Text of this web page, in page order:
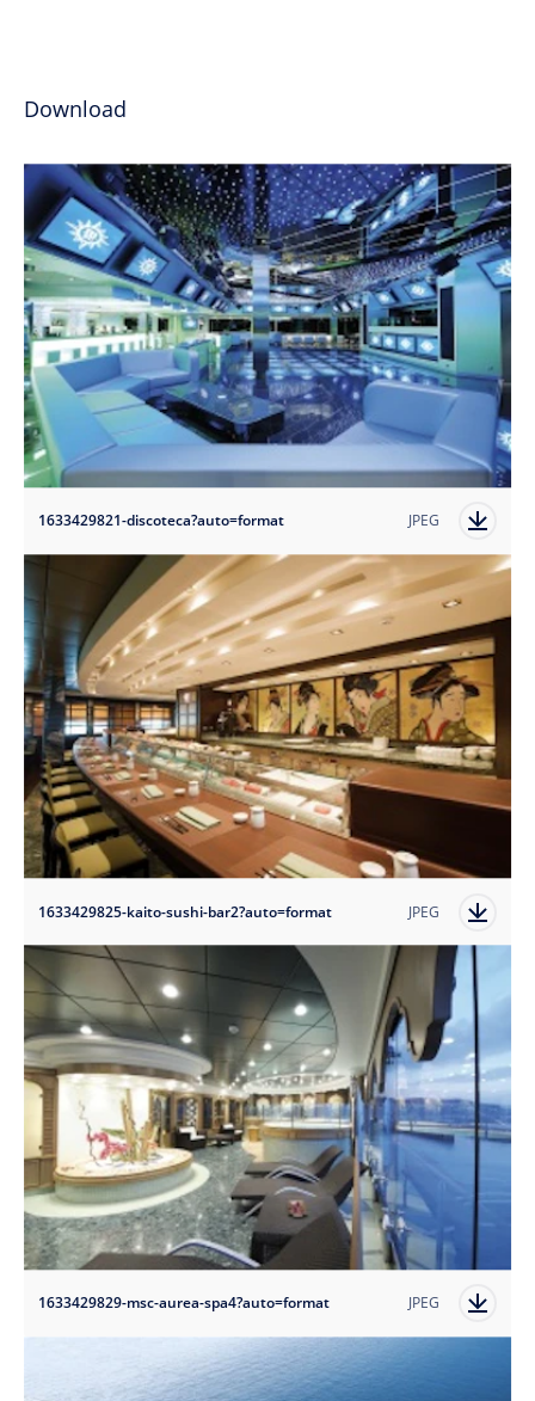
Download
1633429821-discoteca?auto=format JPEG
1633429825-kaito-sushi-bar2?auto=format JPEG
1633429829-msc-aurea-spa4?auto=format JPEG